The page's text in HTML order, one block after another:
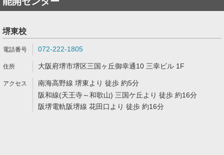
堺東校
072-222-1805
大阪府堺市堺区三国ヶ丘御幸通10 三幸ビル 1F
南海高野線 堺東より 徒歩 約5分
阪和線(天王寺～和歌山) 三国ケ丘より 徒歩 約16分
阪堺電軌阪堺線 花田口より 徒歩 約16分